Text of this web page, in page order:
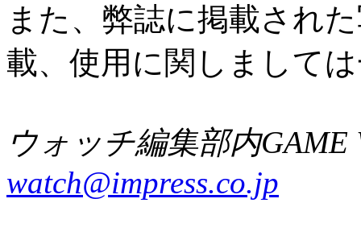
また、弊誌に掲載され
載、使用に関しまして
ウォッチ編集部内GAME
watch@impress.co.jp